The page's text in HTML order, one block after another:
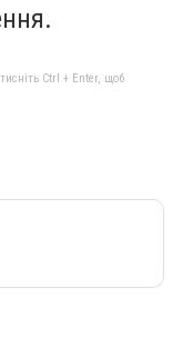
Ctrl + Enter, щоб